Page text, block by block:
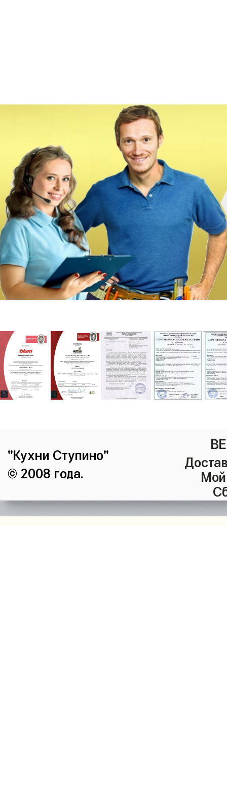
"Кухни Ступино"
© 2008 года.